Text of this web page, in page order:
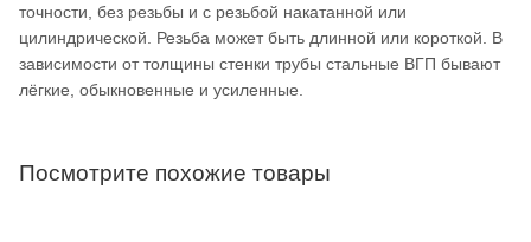
точности, без резьбы и с резьбой накатанной или
цилиндрической. Резьба может быть длинной или короткой. В
зависимости от толщины стенки трубы стальные ВГП бывают
лёгкие, обыкновенные и усиленные.
Посмотрите похожие товары